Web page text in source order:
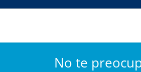
No te